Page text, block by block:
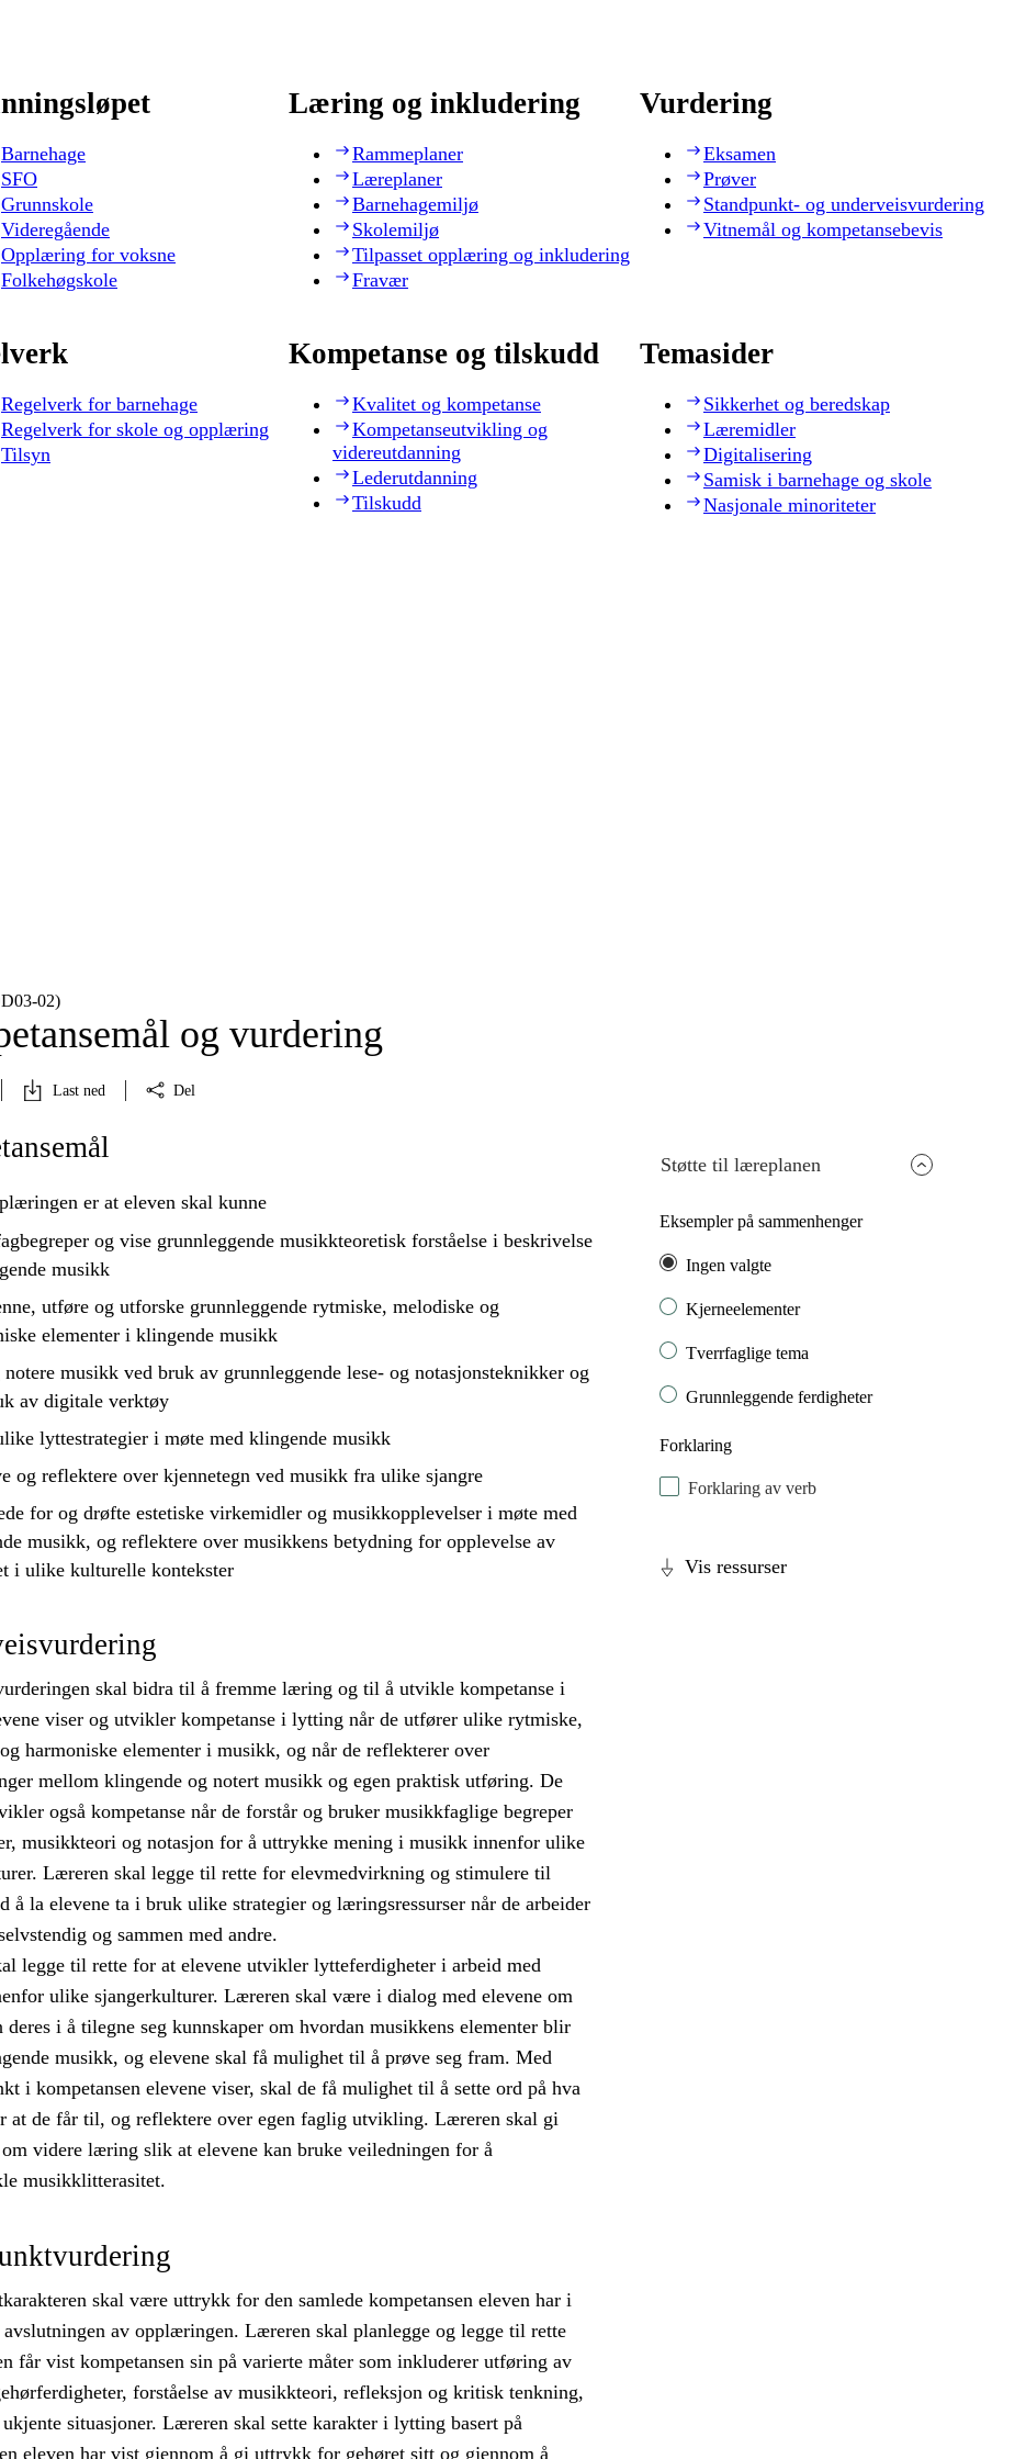
Barnehage
SFO
Grunnskole
Videregående
Opplæring for voksne
Folkehøgskole
Læring og inkludering
Rammeplaner
Læreplaner
Barnehagemiljø
Skolemiljø
Tilpasset opplæring og inkludering
Fravær
Vurdering
Eksamen
Prøver
Standpunkt- og underveisvurdering
Vitnemål og kompetansebevis
Regelverk for barnehage
Regelverk for skole og opplæring
Tilsyn
Kompetanse og tilskudd
Kvalitet og kompetanse
Kompetanseutvikling og
videreutdanning
Lederutdanning
Tilskudd
Temasider
Sikkerhet og beredskap
Læremidler
Digitalisering
Samisk i barnehage og skole
Nasjonale minoriteter
og vurdering
Last ned Del
Støtte til læreplanen
Eksempler på sammenhenger
Ingen valgte
Kjerneelementer
Tverrfaglige tema
Grunnleggende ferdigheter
Forklaring
Forklaring av verb
Vis ressurser
er at eleven skal kunne
og vise grunnleggende musikkteoretisk forståelse i beskrivelse
musikk
utføre og utforskegrunnleggende rytmiske, melodiske og
elementer i klingende musikk
notere musikk ved bruk av grunnleggende lese- og notasjonsteknikker og
av digitale verktøy
lyttestrategier i møte med klingende musikk
og reflektereover kjennetegn ved musikk fra ulike sjangre
forog drøfteestetiske virkemidler og musikkopplevelser i møte med
musikk, og reflektereover musikkens betydning for opplevelse av
i ulike kulturelle kontekster
skal bidra til å fremme læring og til å utvikle kompetanse i
viser og utvikler kompetanse i lytting når de utfører ulike rytmiske,
harmoniske elementer i musikk, og når de reflekterer over
mellom klingende og notert musikk og egen praktisk utføring. De
også kompetanse når de forstår og bruker musikkfaglige begreper
musikkteori og notasjon for å uttrykke mening i musikk innenfor ulike
Læreren skal legge til rette for elevmedvirkning og stimulere til
å la elevene ta i bruk ulike strategier og læringsressurser når de arbeider
og sammen med andre.
legge til rette for at elevene utvikler lytteferdigheter i arbeid med
ulike sjangerkulturer. Læreren skal være i dialog med elevene om
i å tilegne seg kunnskaper om hvordan musikkens elementer blir
musikk, og elevene skal få mulighet til å prøve seg fram. Med
i kompetansen elevene viser, skal de få mulighet til å sette ord på hva
at de får til, og reflektere over egen faglig utvikling. Læreren skal gi
videre læring slik at elevene kan bruke veiledningen for å
musikklitterasitet.
skal være uttrykk for den samlede kompetansen eleven har i
av opplæringen. Læreren skal planlegge og legge til rette
får vist kompetansen sin på varierte måter som inkluderer utføring av
forståelse av musikkteori, refleksjon og kritisk tenkning,
situasjoner. Læreren skal sette karakter i lytting basert på
eleven har vist gjennom å gi uttrykk for gehøret sitt og gjennom å